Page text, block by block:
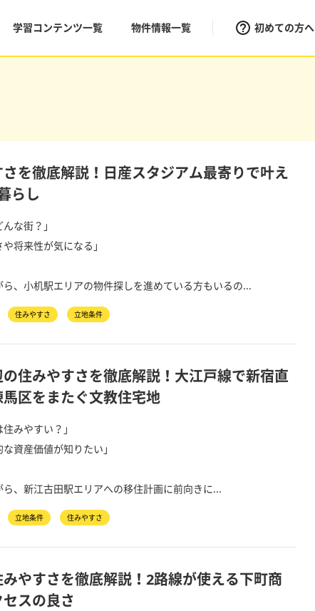
学習コンテンツ一覧 物件情報一覧 初めての方へ
を徹底解説！日産スタジアム最寄りで叶え
らし
な街？」
将来性が気になる」
ら、小机駅エリアの物件探しを進めている方もいるの...
住みやすさ 立地条件
住みやすさを徹底解説！大江戸線で新宿直
区をまたぐ文教住宅地
みやすい？」
資産価値が知りたい」
ら、新江古田駅エリアへの移住計画に前向きに...
立地条件 住みやすさ
やすさを徹底解説！2路線が使える下町商
スの良さ